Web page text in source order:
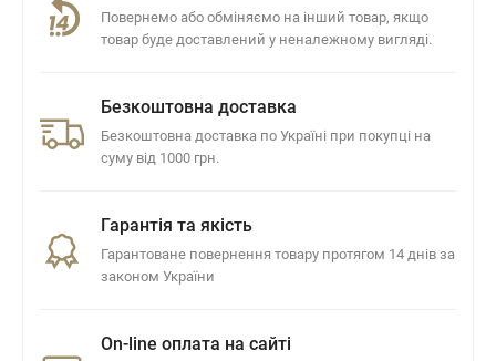
Повернемо або обміняємо на інший товар, якщо
товар буде доставлений у неналежному вигляді.
Безкоштовна доставка
Безкоштовна доставка по Україні при покупці на
суму від 1000 грн.
Гарантія та якість
Гарантоване повернення товару протягом 14 днів за
законом України
On-line оплата на сайті